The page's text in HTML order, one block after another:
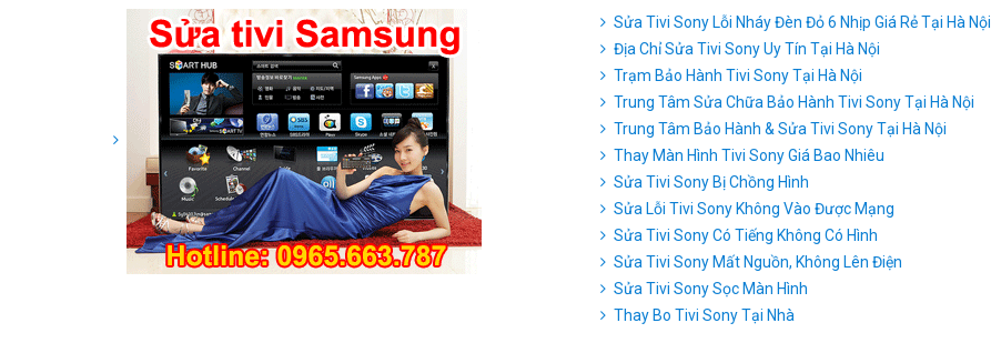
Sửa Tivi Sony Lỗi Nháy Đèn Đỏ 6 Nhịp Giá Rẻ Tại Hà Nội
Địa Chỉ Sửa Tivi Sony Uy Tín Tại Hà Nội
Trạm Bảo Hành Tivi Sony Tại Hà Nội
Trung Tâm Sửa Chữa Bảo Hành Tivi Sony Tại Hà Nội
Trung Tâm Bảo Hành & Sửa Tivi Sony Tại Hà Nội
Thay Màn Hình Tivi Sony Giá Bao Nhiêu
Sửa Tivi Sony Bị Chồng Hình
Sửa Lỗi Tivi Sony Không Vào Được Mạng
Sửa Tivi Sony Có Tiếng Không Có Hình
Sửa Tivi Sony Mất Nguồn, Không Lên Điện
Sửa Tivi Sony Sọc Màn Hình
Thay Bo Tivi Sony Tại Nhà